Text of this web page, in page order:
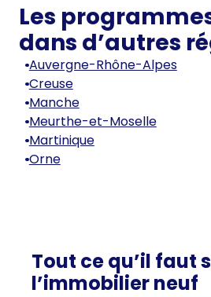
Les
dans d’autres
Auvergne-Rhône-Alpes
Creuse
Manche
Meurthe-et-Moselle
Martinique
Orne
Tout ce qu’il faut
l’immobilier neuf